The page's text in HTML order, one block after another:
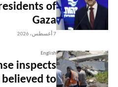
of
Gaza
7 أغسطس، 2026
English
inspects
to